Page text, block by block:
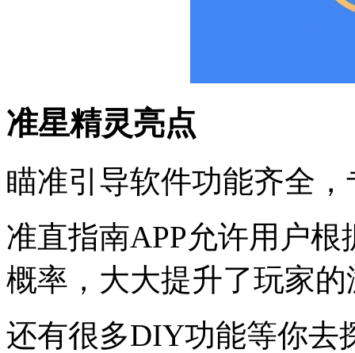
准星精灵亮点
瞄准引导软件功能齐全
准直指南APP允许用户
概率，大大提升了玩家
还有很多DIY功能等你去